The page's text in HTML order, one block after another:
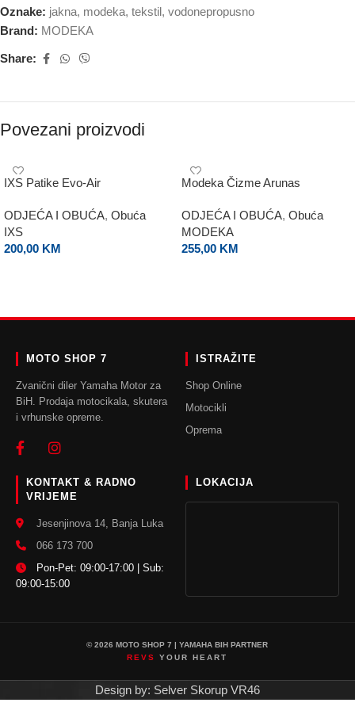
Oznake: jakna, modeka, tekstil, vodonepropusno
Brand: MODEKA
Share:
Povezani proizvodi
IXS Patike Evo-Air
ODJEĆA I OBUĆA, Obuća
IXS
200,00 KM
Modeka Čizme Arunas
ODJEĆA I OBUĆA, Obuća
MODEKA
255,00 KM
MOTO SHOP 7
Zvanični diler Yamaha Motor za
BiH. Prodaja motocikala, skutera
i vrhunske opreme.
ISTRAŽITE
Shop Online
Motocikli
Oprema
KONTAKT & RADNO
VRIJEME
Jesenjinova 14, Banja Luka
066 173 700
Pon-Pet: 09:00-17:00 | Sub:
09:00-15:00
LOKACIJA
© 2026 MOTO SHOP 7 | YAMAHA BIH PARTNER
REVS
YOUR HEART
Design by: Selver Skorup VR46